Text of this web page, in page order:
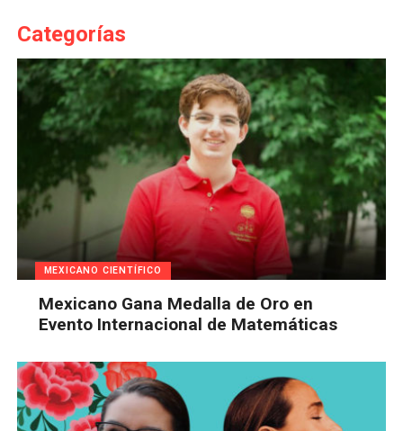
Categorías
MEXICANO CIENTÍFICO
Mexicano Gana Medalla de Oro en
Evento Internacional de Matemáticas